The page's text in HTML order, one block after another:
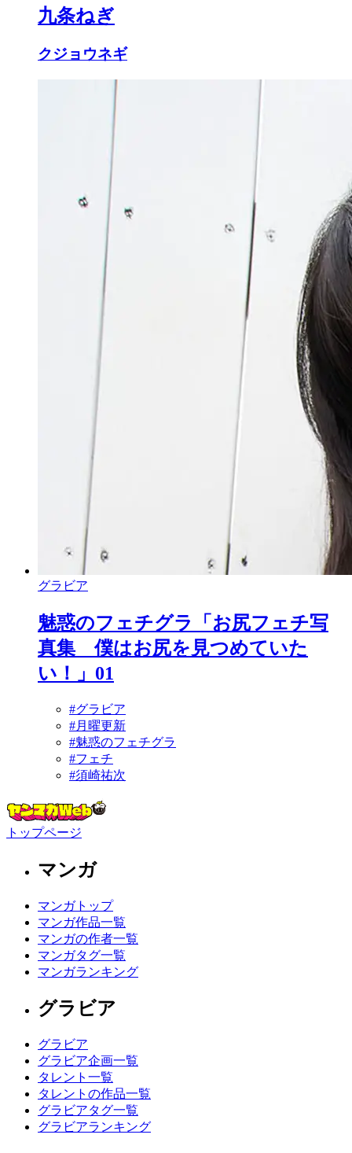
九条ねぎ
クジョウネギ
グラビア
魅惑のフェチグラ「お尻フェチ写
真集 僕はお尻を見つめていた
い！」01
#グラビア
#月曜更新
#魅惑のフェチグラ
#フェチ
#須崎祐次
トップページ
マンガ
マンガトップ
マンガ作品一覧
マンガの作者一覧
マンガタグ一覧
マンガランキング
グラビア
グラビア
グラビア企画一覧
タレント一覧
タレントの作品一覧
グラビアタグ一覧
グラビアランキング